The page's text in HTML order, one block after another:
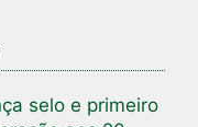
selo e primeiro